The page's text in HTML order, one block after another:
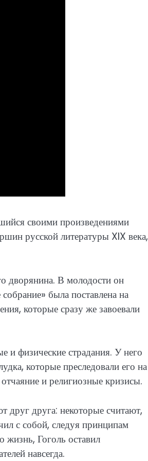
своими произведениями
русской литературы XIX века,
дворянина. В молодости он
была поставлена на
которые сразу же завоевали
и физические страдания. У него
которые преследовали его на
и религиозные кризисы.
друг друга: некоторые считают,
с собой, следуя принципам
жизнь, Гоголь оставил
навсегда.